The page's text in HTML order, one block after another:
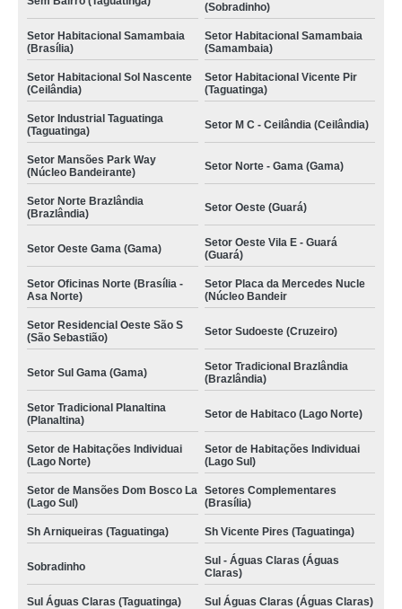
(Sobradinho)
Setor Habitacional Samambaia
(Brasília)
Setor Habitacional Samambaia
(Samambaia)
Setor Habitacional Sol Nascente
(Ceilândia)
Setor Habitacional Vicente Pir
(Taguatinga)
Setor Industrial Taguatinga
(Taguatinga)
Setor M C - Ceilândia (Ceilândia)
Setor Mansões Park Way
(Núcleo Bandeirante)
Setor Norte - Gama (Gama)
Setor Norte Brazlândia
(Brazlândia)
Setor Oeste (Guará)
Setor Oeste Gama (Gama)
Setor Oeste Vila E - Guará
(Guará)
Setor Oficinas Norte (Brasília -
Asa Norte)
Setor Placa da Mercedes Nucle
(Núcleo Bandeir
Setor Residencial Oeste São S
(São Sebastião)
Setor Sudoeste (Cruzeiro)
Setor Sul Gama (Gama)
Setor Tradicional Brazlândia
(Brazlândia)
Setor Tradicional Planaltina
(Planaltina)
Setor de Habitaco (Lago Norte)
Setor de Habitações Individuai
(Lago Norte)
Setor de Habitações Individuai
(Lago Sul)
Setor de Mansões Dom Bosco La
(Lago Sul)
Setores Complementares
(Brasília)
Sh Arniqueiras (Taguatinga) Sh Vicente Pires (Taguatinga)
Sobradinho
Sul - Águas Claras (Águas
Claras)
Sul Águas Claras (Taguatinga) Sul Águas Claras (Águas Claras)